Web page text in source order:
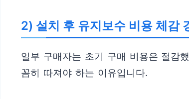
2) 설치 후 유지보수 비용 체감
일부 구매자는 초기 구매 비용은 절감
꼼히 따져야 하는 이유입니다.